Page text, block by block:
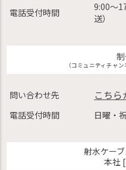
電話受付時間
9:00〜
送）
（コミュニティチャ
問い合わせ先 こちら
電話受付時間 日曜・
射水ケー
本社